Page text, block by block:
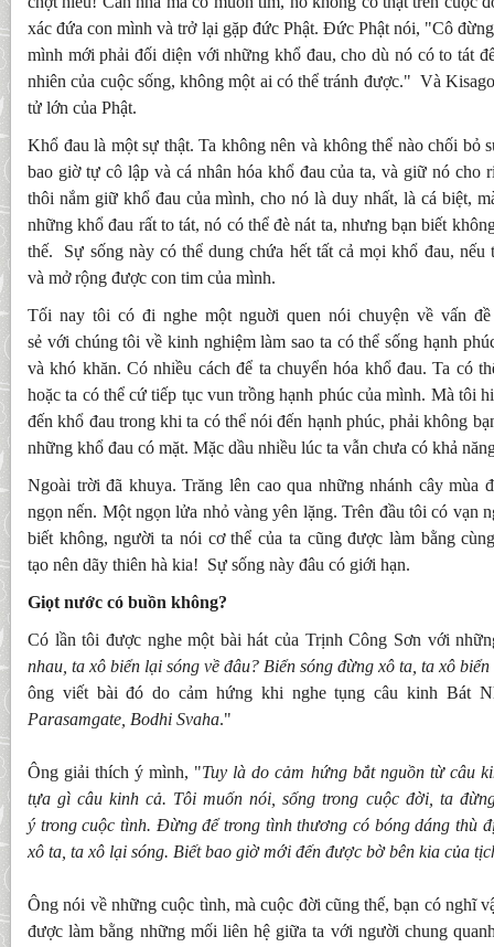
xác đứa con mình và trở lại gặp đức Phật. Đức Phật nói, "Cô
mình mới phải đối diện với những khổ đau, cho dù nó có to tát
nhiên của cuộc sống, không một ai có thể tránh được." Và
tử lớn của Phật.
Khổ đau là một sự thật. Ta không nên và không thể nào chối bỏ
bao giờ tự cô lập và cá nhân hóa khổ đau của ta, và giữ nó cho
thôi nắm giữ khổ đau của mình, cho nó là duy nhất, là cá biệt,
những khổ đau rất to tát, nó có thể đè nát ta, nhưng bạn biết
thế. Sự sống này có thể dung chứa hết tất cả mọi khổ đau, nếu
và mở rộng được con tim của mình.
Tối nay tôi có đi nghe một nguời quen nói chuyện về vấn
sẻ với chúng tôi về kinh nghiệm làm sao ta có thể sống hạnh
và khó khăn. Có nhiều cách để ta chuyển hóa khổ đau. Ta có
hoặc ta có thể cứ tiếp tục vun trồng hạnh phúc của mình. Mà tôi
đến khổ đau trong khi ta có thể nói đến hạnh phúc, phải không
những khổ đau có mặt. Mặc dầu nhiều lúc ta vẫn chưa có khả
Ngoài trời đã khuya. Trăng lên cao qua những nhánh cây mùa
ngọn nến. Một ngọn lửa nhỏ vàng yên lặng. Trên đầu tôi có vạn
biết không, người ta nói cơ thể của ta cũng được làm bằng
tạo nên dãy thiên hà kia! Sự sống này đâu có giới hạn.
Giọt nước có buồn không?
Có lần tôi được nghe một bài hát của Trịnh Công Sơn với
nhau, ta xô biển lại sóng về đâu? Biển sóng đừng xô ta, ta xô
ông viết bài đó do cảm hứng khi nghe tụng câu kinh Bát
Parasamgate, Bodhi Svaha."
Ông giải thích ý mình, "Tuy là do cảm hứng bắt nguồn từ câu
tựa gì câu kinh cả. Tôi muốn nói, sống trong cuộc đời, ta
ý trong cuộc tình. Đừng để trong tình thương có bóng dáng thù
xô ta, ta xô lại sóng. Biết bao giờ mới đến được bờ bên kia của
Ông nói về những cuộc tình, mà cuộc đời cũng thế, bạn có nghĩ
được làm bằng những mối liên hệ giữa ta với người chung